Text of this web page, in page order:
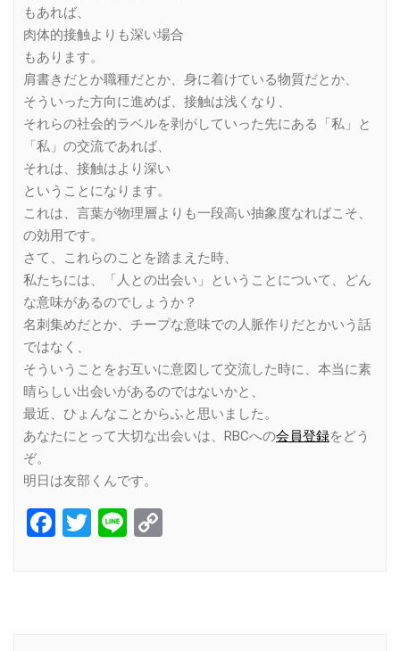
もあれば、
肉体的接触よりも深い場合
もあります。
肩書きだとか職種だとか、身に着けている物質だとか、
そういった方向に進めば、接触は浅くなり、
それらの社会的ラベルを剥がしていった先にある「私」と
「私」の交流であれば、
それは、接触はより深い
ということになります。
これは、言葉が物理層よりも一段高い抽象度なればこそ、
の効用です。
さて、これらのことを踏まえた時、
私たちには、「人との出会い」ということについて、どん
な意味があるのでしょうか？
名刺集めだとか、チープな意味での人脈作りだとかいう話
ではなく、
そういうことをお互いに意図して交流した時に、本当に素
晴らしい出会いがあるのではないかと、
最近、ひょんなことからふと思いました。
あなたにとって大切な出会いは、RBCへの会員登録をどう
ぞ。
明日は友部くんです。
Facebook
Twitter
Line